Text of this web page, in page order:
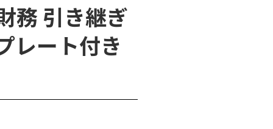
務 引き継ぎ
レート付き